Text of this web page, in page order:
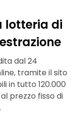
lotteria di
dal 24
tramite il sito
in tutto 120.000
prezzo fisso di